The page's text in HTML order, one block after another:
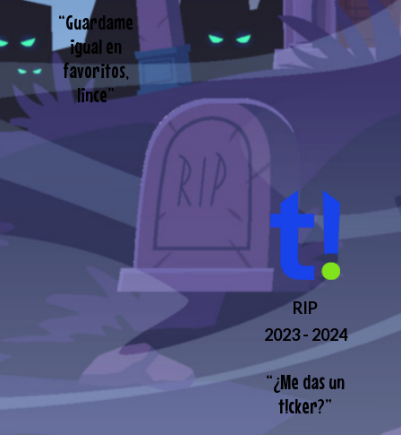
“Guardame
igual en
favoritos,
lince”
RIP
2023 - 2024
“¿Me das un
t!cker?”